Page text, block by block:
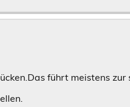
führt meistens